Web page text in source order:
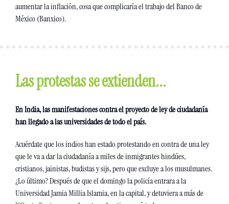
aumentar la inflación, cosa que complicaría el trabajo del Banco de
México (Banxico).
Las protestas se extienden...
En India, las manifestaciones contra el proyecto de ley de ciudadanía
han llegado a las universidades de todo el país.
Acuérdate que los indios han estado protestando en contra de una ley
que le va a dar la ciudadanía a miles de inmigrantes hindúes,
cristianos, jainistas, budistas y sijs, pero que excluye a los musulmanes.
¿Lo último? Después de que el domingo la policía entrara a la
Universidad Jamia Millia Islamia, en la capital, y detuviera a más de